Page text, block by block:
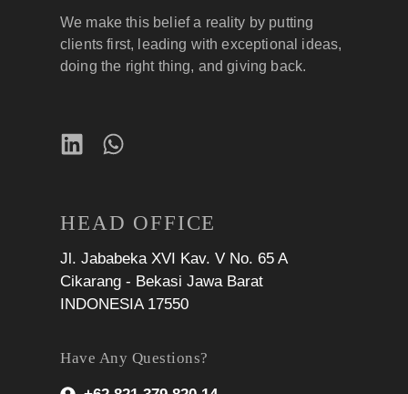
We make this belief a reality by putting
clients first, leading with exceptional ideas,
doing the right thing, and giving back.
HEAD OFFICE
Jl. Jababeka XVI Kav. V No. 65 A
Cikarang - Bekasi Jawa Barat
INDONESIA 17550
Have Any Questions?